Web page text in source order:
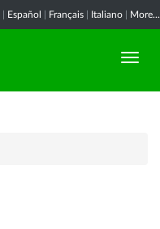
Español Français Italiano More...